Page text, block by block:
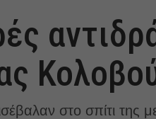
στο σπίτι της